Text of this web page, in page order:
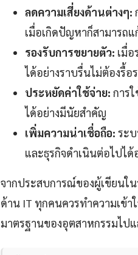
ลดความเสี่ยงด้านต่างๆ:
เมื่อเกิดปัญหาก็สามารถแ
รองรับการขยายตัว: เมื่
ได้อย่างราบรื่นไม่ต้องรื้
ประหยัดค่าใช้จ่าย: การ
ได้อย่างมีนัยสำคัญ
เพิ่มความน่าเชื่อถือ: ระ
และธุรกิจดำเนินต่อไปได้
จากประสบการณ์ของผู้เขียนใ
ด้าน IT ทุกคนควรทำความเข้า
มาตรฐานของอุตสาหกรรมไป